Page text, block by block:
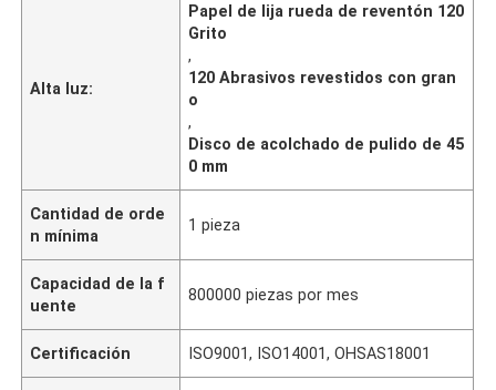
Alta luz:
Papel de lija rueda de reventón 120
Grito
,
120 Abrasivos revestidos con gran
o
,
Disco de acolchado de pulido de 45
0 mm
Cantidad de orde
n mínima
1 pieza
Capacidad de la f
uente
800000 piezas por mes
Certificación ISO9001, ISO14001, OHSAS18001